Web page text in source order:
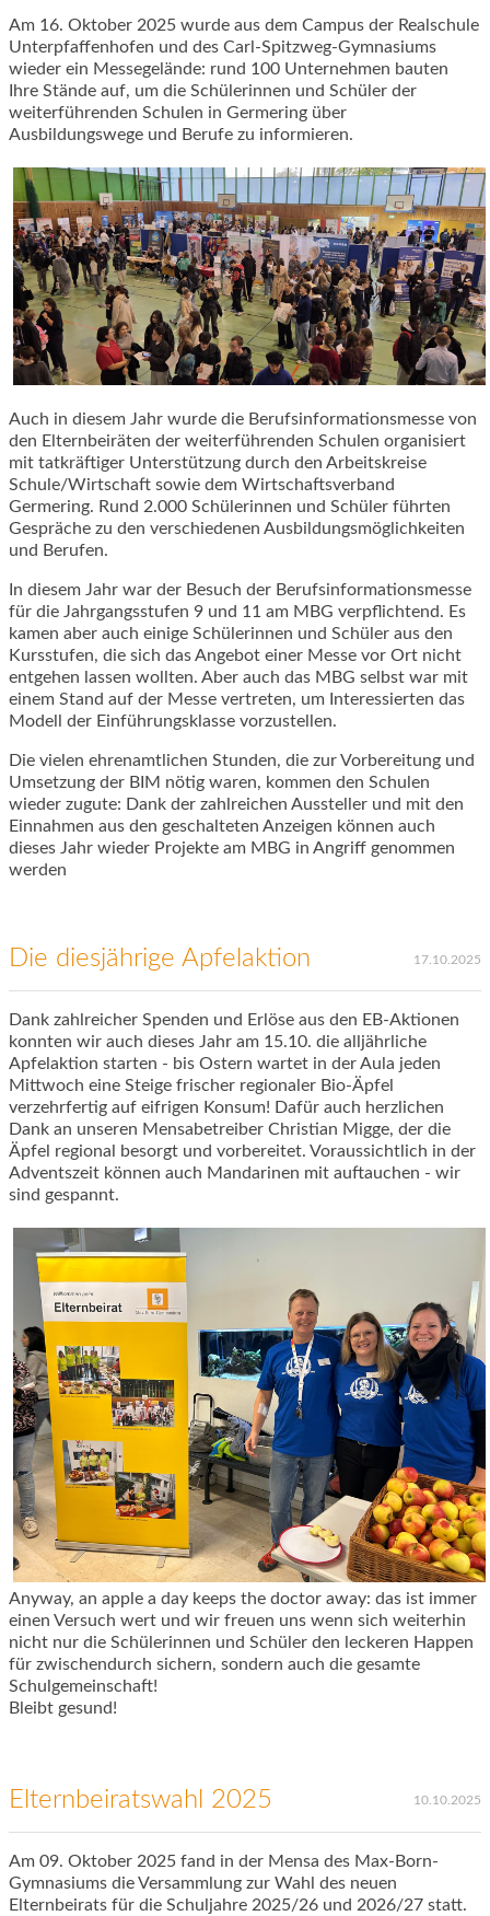
Am 16. Oktober 2025 wurde aus dem Campus der Realschule
Unterpfaffenhofen und des Carl-Spitzweg-Gymnasiums
wieder ein Messegelände: rund 100 Unternehmen bauten
Ihre Stände auf, um die Schülerinnen und Schüler der
weiterführenden Schulen in Germering über
Ausbildungswege und Berufe zu informieren.
Auch in diesem Jahr wurde die Berufsinformationsmesse von
den Elternbeiräten der weiterführenden Schulen organisiert
mit tatkräftiger Unterstützung durch den Arbeitskreise
Schule/Wirtschaft sowie dem Wirtschaftsverband
Germering. Rund 2.000 Schülerinnen und Schüler führten
Gespräche zu den verschiedenen Ausbildungsmöglichkeiten
und Berufen.
In diesem Jahr war der Besuch der Berufsinformationsmesse
für die Jahrgangsstufen 9 und 11 am MBG verpflichtend. Es
kamen aber auch einige Schülerinnen und Schüler aus den
Kursstufen, die sich das Angebot einer Messe vor Ort nicht
entgehen lassen wollten. Aber auch das MBG selbst war mit
einem Stand auf der Messe vertreten, um Interessierten das
Modell der Einführungsklasse vorzustellen.
Die vielen ehrenamtlichen Stunden, die zur Vorbereitung und
Umsetzung der BIM nötig waren, kommen den Schulen
wieder zugute: Dank der zahlreichen Aussteller und mit den
Einnahmen aus den geschalteten Anzeigen können auch
dieses Jahr wieder Projekte am MBG in Angriff genommen
werden
17.10.2025
Die diesjährige Apfelaktion
Dank zahlreicher Spenden und Erlöse aus den EB-Aktionen
konnten wir auch dieses Jahr am 15.10. die alljährliche
Apfelaktion starten - bis Ostern wartet in der Aula jeden
Mittwoch eine Steige frischer regionaler Bio-Äpfel
verzehrfertig auf eifrigen Konsum! Dafür auch herzlichen
Dank an unseren Mensabetreiber Christian Migge, der die
Äpfel regional besorgt und vorbereitet. Voraussichtlich in der
Adventszeit können auch Mandarinen mit auftauchen - wir
sind gespannt.
Anyway, an apple a day keeps the doctor away: das ist immer
einen Versuch wert und wir freuen uns wenn sich weiterhin
nicht nur die Schülerinnen und Schüler den leckeren Happen
für zwischendurch sichern, sondern auch die gesamte
Schulgemeinschaft!
Bleibt gesund!
10.10.2025
Elternbeiratswahl 2025
Am 09. Oktober 2025 fand in der Mensa des Max-Born-
Gymnasiums die Versammlung zur Wahl des neuen
Elternbeirats für die Schuljahre 2025/26 und 2026/27 statt.